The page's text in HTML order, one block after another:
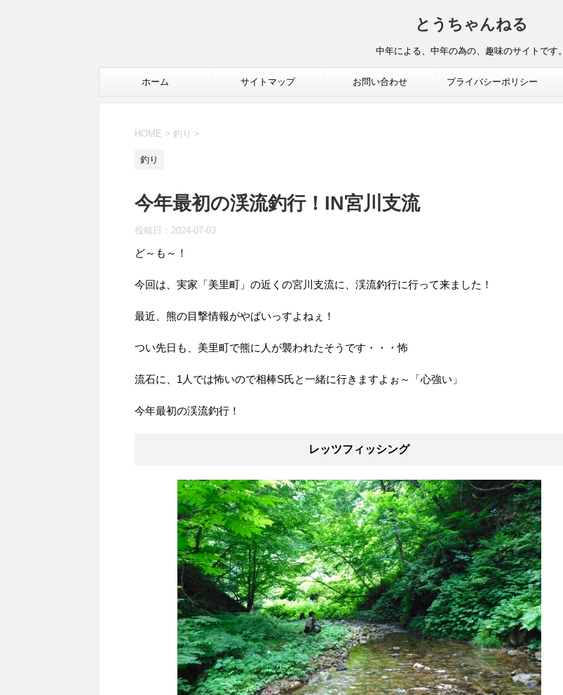
とうちゃんねる
中年による、中年の為の、趣味のサイトです。
ホーム サイトマップ お問い合わせ プライバシーポリシー
HOME > 釣り >
釣り
今年最初の渓流釣行！IN宮川支流
投稿日： 2024-07-03
ど～も～！
今回は、実家「美里町」の近くの宮川支流に、渓流釣行に行って来ました！
最近、熊の目撃情報がやばいっすよねぇ！
つい先日も、美里町で熊に人が襲われたそうです・・・怖
流石に、1人では怖いので相棒S氏と一緒に行きますよぉ～「心強い」
今年最初の渓流釣行！
レッツフィッシング